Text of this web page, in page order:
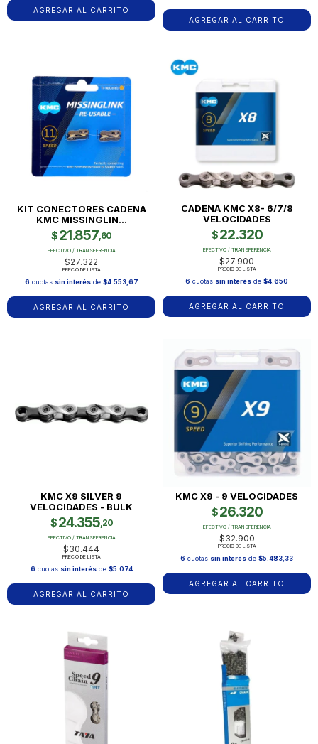
KIT CONECTORES CADENA
KMC MISSINGLIN...
$21.857,60
EFECTIVO / TRANSFERENCIA
$27.322
PRECIO DE LISTA
6 cuotas sin interésde $4.553,67
CADENA KMC X8- 6/7/8
VELOCIDADES
$22.320
EFECTIVO / TRANSFERENCIA
$27.900
PRECIO DE LISTA
6 cuotas sin interés de $4.650
KMC X9 SILVER 9
VELOCIDADES - BULK
$24.355,20
EFECTIVO / TRANSFERENCIA
$30.444
PRECIO DE LISTA
6 cuotas sin interésde $5.074
KMC X9 - 9 VELOCIDADES
$26.320
EFECTIVO / TRANSFERENCIA
$32.900
PRECIO DE LISTA
6 cuotas sin interés de $5.483,33